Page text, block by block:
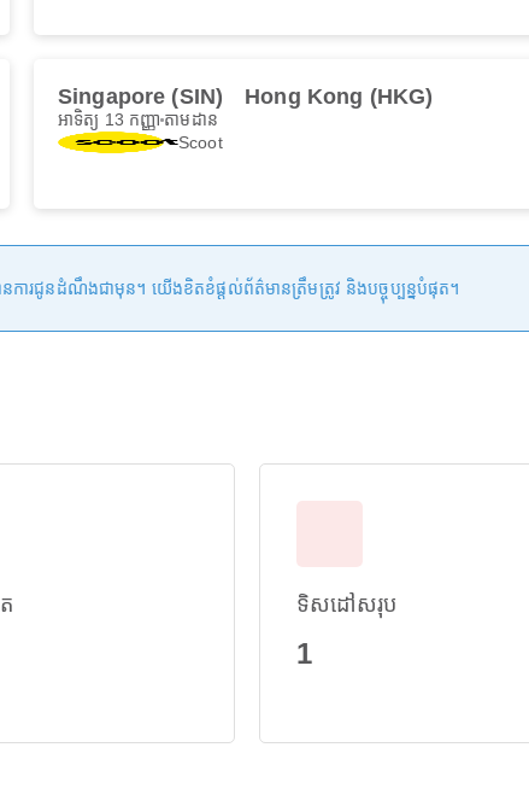
Singapore (SIN) Hong Kong (HKG)
អាទិត្យ 13 កញ្ញា តាមដាន
Scoot
ការជូនដំណឹងជាមុន។ យើងខិតខំផ្តល់ព័ត៌មានត្រឹមត្រូវ និងបច្ចុប្បន្នបំផុត។
ទិសដៅសរុប
1